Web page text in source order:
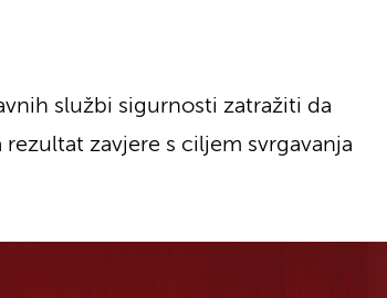
službi sigurnosti zatražiti da
zavjere s ciljem svrgavanja